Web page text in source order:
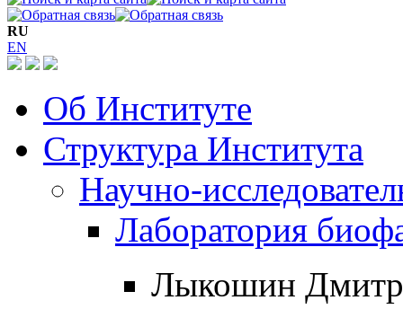
RU
EN
Об Институте
Структура Института
Научно-
Лаборатория
Лыкошин